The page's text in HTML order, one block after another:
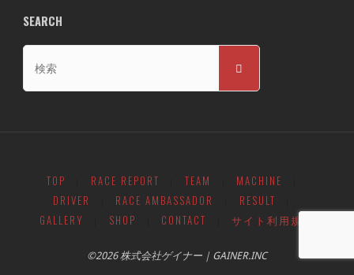
SEARCH
対
検
TOP RACE REPORT TEAM MACHINE
DRIVER RACE AMBASSADOR RESULT
GALLERY SHOP CONTACT サイト利用規約
©2026 株式会社ゲイナー｜GAINER.INC